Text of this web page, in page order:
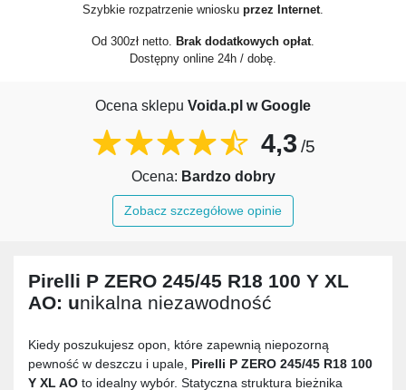
Szybkie rozpatrzenie wniosku przez Internet
Od 300zł netto. Brak dodatkowych opłat
Dostępny online 24h / dobę.
Ocena sklepu Voida.pl w Google
4,3 /5
Ocena: Bardzo dobry
Zobacz szczegółowe opinie
Pirelli P ZERO 245/45 R18 100 Y XL
AO: unikalna niezawodność
Kiedy poszukujesz opon, które zapewnią niepozorną
pewność w deszczu i upale, Pirelli P ZERO 245/45 R18 100
Y XL AO to idealny wybór. Statyczna struktura bieżnika